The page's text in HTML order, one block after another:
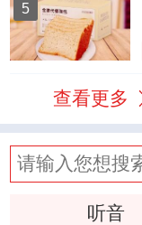
5
查看更多
听音